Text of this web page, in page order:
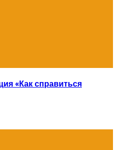
«Как справиться